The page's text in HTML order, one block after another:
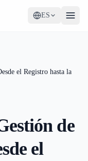
ES
el Registro hasta la
de
el